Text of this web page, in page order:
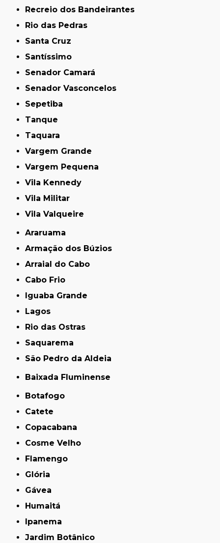
Recreio dos Bandeirantes
Rio das Pedras
Santa Cruz
Santíssimo
Senador Camará
Senador Vasconcelos
Sepetiba
Tanque
Taquara
Vargem Grande
Vargem Pequena
Vila Kennedy
Vila Militar
Vila Valqueire
Araruama
Armação dos Búzios
Arraial do Cabo
Cabo Frio
Iguaba Grande
Lagos
Rio das Ostras
Saquarema
São Pedro da Aldeia
Baixada Fluminense
Botafogo
Catete
Copacabana
Cosme Velho
Flamengo
Glória
Gávea
Humaitá
Ipanema
Jardim Botânico